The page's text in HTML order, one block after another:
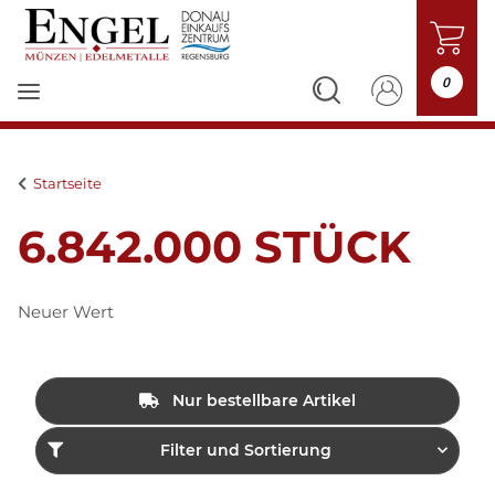
0
Startseite
6.842.000 STÜCK
Neuer Wert
Nur bestellbare Artikel
Filter und Sortierung